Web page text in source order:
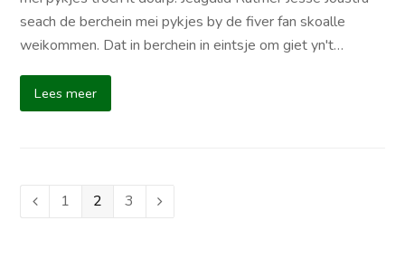
seach de berchein mei pykjes by de fiver fan skoalle
weikommen. Dat in berchein in eintsje om giet yn't…
Lees meer
VorigePage
1 Page
2 Page
3